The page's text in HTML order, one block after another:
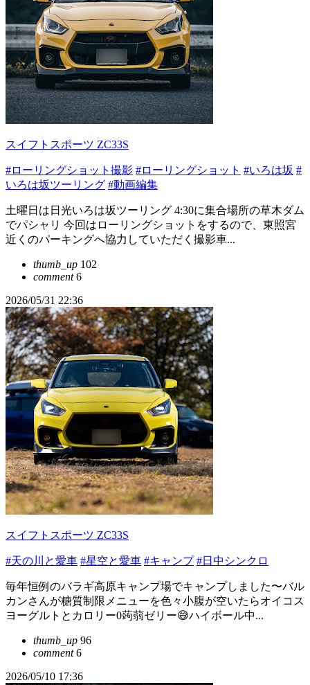
スイフトスポーツ ZC33S
#ローリングショット撮影 #ローリングショット #いろは坂 #
いろは坂ツーリング #動画編集
土曜日は日光いろは坂ツーリング 4:30に集合場所の草木ダム
でパシャリ 今回はローリングショットをするので、東照宮
近くのパーキングへ協力していただく撮影車...
thumb_up 102
comment6
2026/05/31 22:36
スイフトスポーツ ZC33S
#天の川と愛車 #星空と愛車 #キャンプ #日中シンクロ
毎年恒例のバラギ高原キャンプ場でキャンプしました〜バル
カンさんが糖質制限メニューを色々小腹が空いたらオイコス
ヨーグルトとカロリー0蒟蒻ゼリー😅ハイボール中...
thumb_up 96
comment6
2026/05/10 17:36